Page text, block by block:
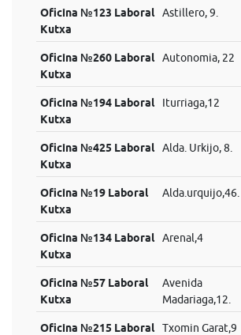
Oficina №123 Laboral
Kutxa
Astillero, 9.
Oficina №260 Laboral
Kutxa
Autonomia, 22
Oficina №194 Laboral
Kutxa
Iturriaga,12
Oficina №425 Laboral
Kutxa
Alda. Urkijo, 8.
Oficina №19 Laboral
Kutxa
Alda.urquijo,46.
Oficina №134 Laboral
Kutxa
Arenal,4
Oficina №57 Laboral
Kutxa
Avenida
Madariaga,12.
Oficina №215 Laboral
Txomin Garat,9